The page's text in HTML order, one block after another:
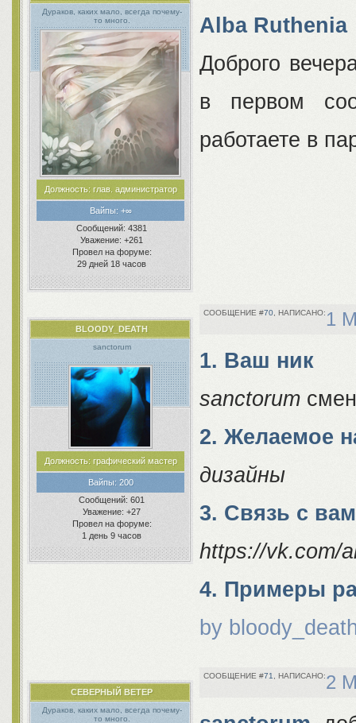
Дураков, каких мало, всегда почему-
то много.
Должность:глав. администратор
Вайпы:+∞
Сообщений: 4381
Уважение: +261
Провел на форуме:
29 дней 18 часов
Alba Ruthenia
Доброго
в первом
работаете в
70 1
BLOODY_DEATH
sanctorum
Должность:графический мастер
Вайпы:200
Сообщений: 601
Уважение: +27
Провел на форуме:
1 день 9 часов
1. Ваш ник
sanctorum
2. Желаемое
дизайны
3. Связь с
https://vk.com/
4. Примеры
by
71 2
СЕВЕРНЫЙ ВЕТЕР
Дураков, каких мало, всегда почему-
то много.